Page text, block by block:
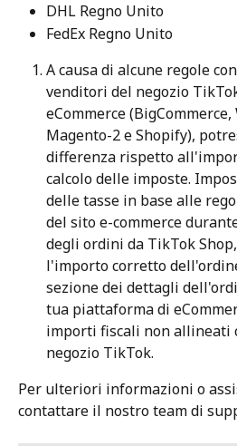
DHL Regno Unito
FedEx Regno Unito
A causa di alcune regole
venditori del negozio
eCommerce (BigCommerce,
Magento-2 e Shopify),
differenza rispetto
calcolo delle imposte.
delle tasse in base alle
del sito e-commerce
degli ordini da TikTok
l'importo corretto
sezione dei dettagli
tua piattaforma di
importi fiscali non allineati
negozio TikTok.
Per ulteriori informazioni o
contattare il nostro team di